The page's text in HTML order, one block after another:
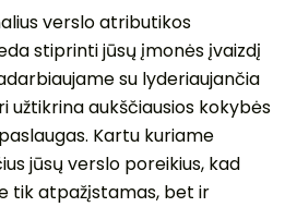
verslo atributikos
stiprinti jūsų įmonės įvaizdį
su lyderiaujančia
užtikrina aukščiausios kokybės
Kartu kuriame
jūsų verslo poreikius, kad
tik atpažįstamas, bet ir